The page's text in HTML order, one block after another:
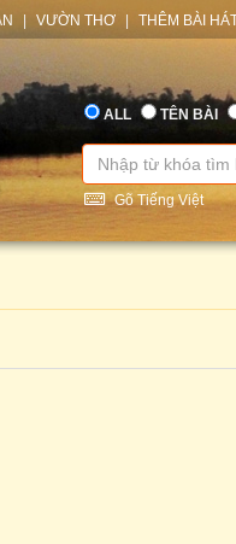
VƯỜN THƠ THÊM BÀI
ALL TÊN BÀI
Gõ Tiếng Việt